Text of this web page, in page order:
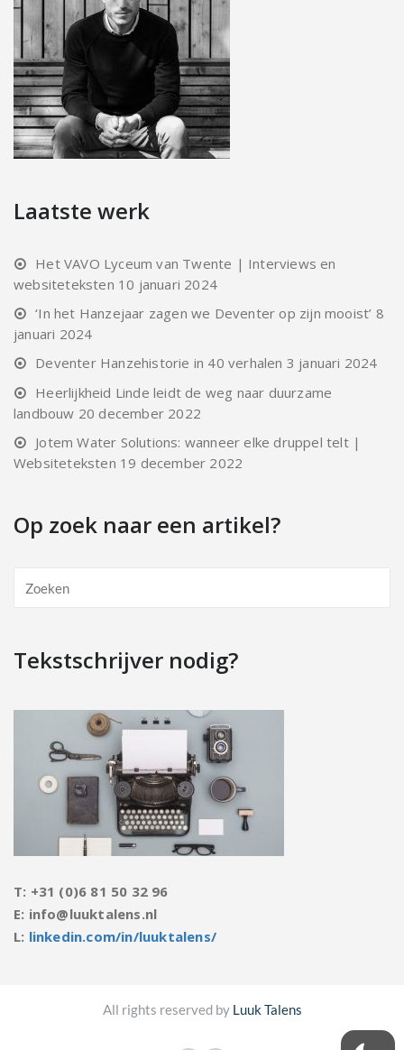
Laatste werk
Het VAVO Lyceum van Twente | Interviews en
websiteteksten 10 januari 2024
‘In het Hanzejaar zagen we Deventer op zijn mooist’ 8
januari 2024
Deventer Hanzehistorie in 40 verhalen 3 januari 2024
Heerlijkheid Linde leidt de weg naar duurzame
landbouw 20 december 2022
Jotem Water Solutions: wanneer elke druppel telt |
Websiteteksten 19 december 2022
Op zoek naar een artikel?
Tekstschrijver nodig?
T: +31 (0)6 81 50 32 96
E: info@luuktalens.nl
L: linkedin.com/in/luuktalens/
All rights reserved by Luuk Talens